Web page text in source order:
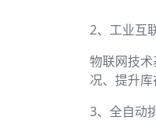
2、工业互
物联网技
况、提升库
3、全自动